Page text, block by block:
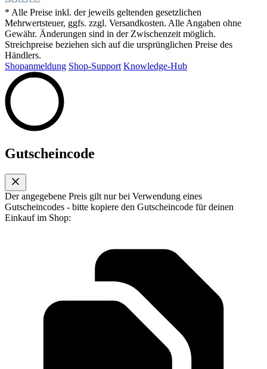
* Alle Preise inkl. der jeweils geltenden gesetzlichen
Mehrwertsteuer, ggfs. zzgl. Versandkosten. Alle Angaben ohne
Gewähr. Änderungen sind in der Zwischenzeit möglich.
Streichpreise beziehen sich auf die ursprünglichen Preise des
Händlers.
Shopanmeldung Shop-Support Knowledge-Hub
Gutscheincode
Der angegebene Preis gilt nur bei Verwendung eines
Gutscheincodes - bitte kopiere den Gutscheincode für deinen
Einkauf im Shop: